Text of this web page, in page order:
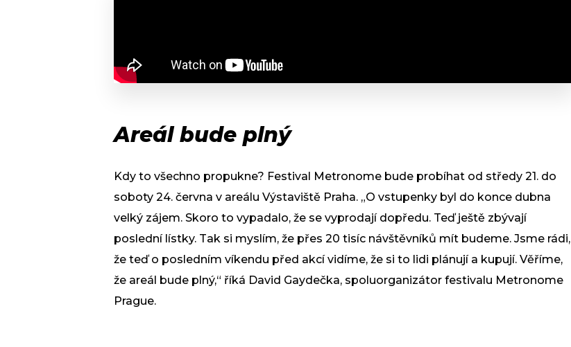
Areál bude plný
Kdy to všechno propukne? Festival Metronome bude probíhat od středy 21. do
soboty 24. června v areálu Výstaviště Praha. „O vstupenky byl do konce dubna
velký zájem. Skoro to vypadalo, že se vyprodají dopředu. Teď ještě zbývají
poslední lístky. Tak si myslím, že přes 20 tisíc návštěvníků mít budeme. Jsme rádi,
že teď o posledním víkendu před akcí vidíme, že si to lidi plánují a kupují. Věříme,
že areál bude plný,“ říká David Gaydečka, spoluorganizátor festivalu Metronome
Prague.